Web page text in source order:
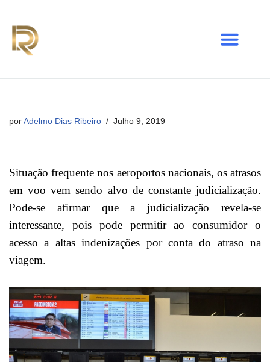
Avançar
para
por Adelmo Dias Ribeiro Julho 9, 2019
Situação frequente nos aeroportos nacionais, os atrasos
em voo vem sendo alvo de constante judicialização.
Pode-se afirmar que a judicialização revela-se
interessante, pois pode permitir ao consumidor o
acesso a altas indenizações por conta do atraso na
viagem.